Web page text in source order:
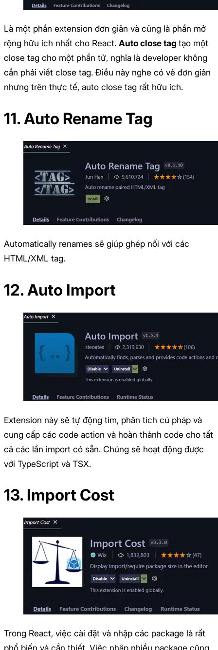
Là một phần extension đơn giản và cũng là phần mở
rộng hữu ích nhất cho React. Auto close tag tạo một
close tag cho một phần tử, nghĩa là developer không
cần phải viết close tag. Điều này nghe có vẻ đơn giản
nhưng trên thực tế, auto close tag rất hữu ích.
11. Auto Rename Tag
Automatically renames sẽ giúp ghép nối với các
HTML/XML tag.
12. Auto Import
Extension này sẽ tự động tìm, phân tích cú pháp và
cung cấp các code action và hoàn thành code cho tất
cả các lần import có sẵn. Chúng sẽ hoạt động được
với TypeScript và TSX.
13. Import Cost
Trong React, việc cài đặt và nhập các package là rất
phổ biến và cần thiết. Việc nhập nhiều package cũng